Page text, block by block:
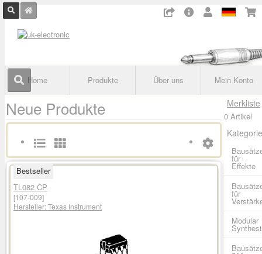
Home Produkte Über uns Mein Konto
Neue Produkte
Bestseller
TL082 CP
[107-009]
Hersteller:Texas Instrument
Merkliste
0 Artikel
für
Effekte
für
Modular